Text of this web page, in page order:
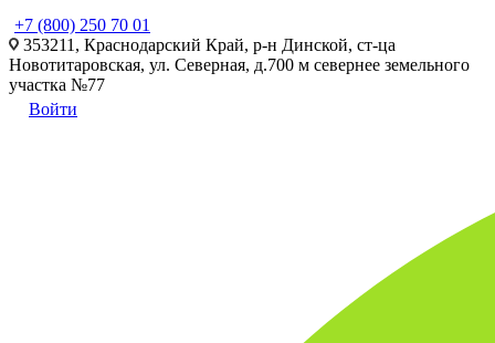
+7 (800) 250 70 01
353211, Краснодарский Край, р-н Динской, ст-ца
Новотитаровская, ул. Северная, д.700 м севернее земельного
участка №77
Войти